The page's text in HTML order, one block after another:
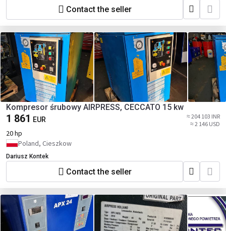
Contact the seller
Kompresor śrubowy AIRPRESS, CECCATO 15 kw
1 861 EUR
≈ 204 103 INR
≈ 2 146 USD
20 hp
Poland, Cieszkow
Dariusz Kontek
Contact the seller